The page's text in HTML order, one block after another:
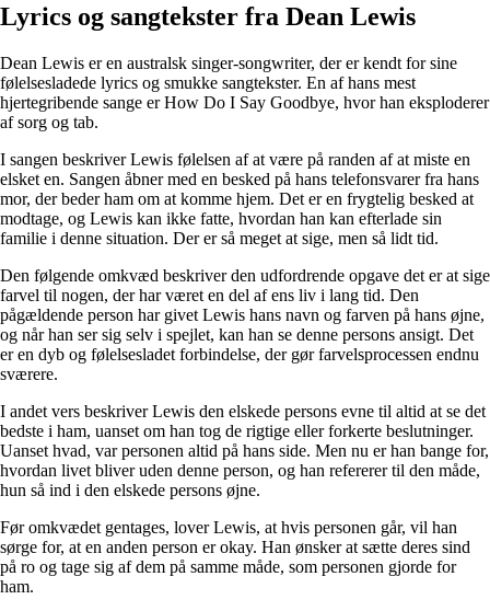
Lyrics og sangtekster fra Dean Lewis
Dean Lewis er en australsk singer-songwriter, der er kendt for sine
følelsesladede lyrics og smukke sangtekster. En af hans mest
hjertegribende sange er How Do I Say Goodbye, hvor han eksploderer
af sorg og tab.
I sangen beskriver Lewis følelsen af at være på randen af at miste en
elsket en. Sangen åbner med en besked på hans telefonsvarer fra hans
mor, der beder ham om at komme hjem. Det er en frygtelig besked at
modtage, og Lewis kan ikke fatte, hvordan han kan efterlade sin
familie i denne situation. Der er så meget at sige, men så lidt tid.
Den følgende omkvæd beskriver den udfordrende opgave det er at sige
farvel til nogen, der har været en del af ens liv i lang tid. Den
pågældende person har givet Lewis hans navn og farven på hans øjne,
og når han ser sig selv i spejlet, kan han se denne persons ansigt. Det
er en dyb og følelsesladet forbindelse, der gør farvelsprocessen endnu
sværere.
I andet vers beskriver Lewis den elskede persons evne til altid at se det
bedste i ham, uanset om han tog de rigtige eller forkerte beslutninger.
Uanset hvad, var personen altid på hans side. Men nu er han bange for,
hvordan livet bliver uden denne person, og han refererer til den måde,
hun så ind i den elskede persons øjne.
Før omkvædet gentages, lover Lewis, at hvis personen går, vil han
sørge for, at en anden person er okay. Han ønsker at sætte deres sind
på ro og tage sig af dem på samme måde, som personen gjorde for
ham.